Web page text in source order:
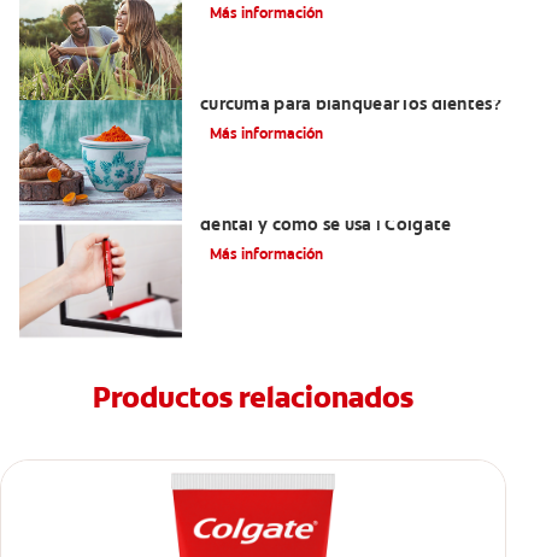
Más información
cúrcuma para blanquear los dientes?
Más información
dental y cómo se usa | Colgate
Más información
Productos relacionados